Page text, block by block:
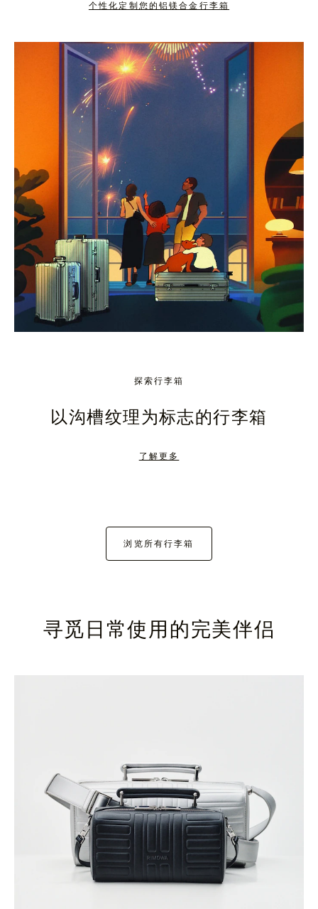
下
击
按
钮
取
消
静
个性化定制您的铝镁合金行李箱
探索行李箱
以沟槽纹理为标志的行李箱
了解更多
浏览所有行李箱
寻觅日常使用的完美伴侣